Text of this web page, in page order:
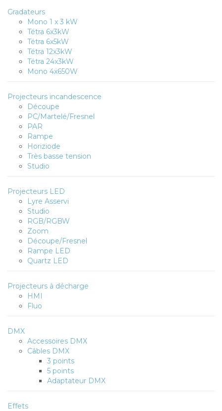
Gradateurs
Mono 1 x 3 kW
Tétra 6x3kW
Tétra 6x5kW
Tétra 12x3kW
Tétra 24x3kW
Mono 4x650W
Projecteurs incandescence
Découpe
PC/Martelé/Fresnel
PAR
Rampe
Horiziode
Très basse tension
Studio
Projecteurs LED
Lyre Asservi
Studio
RGB/RGBW
Zoom
Découpe/Fresnel
Rampe LED
Quartz LED
Projecteurs à décharge
HMI
Fluo
DMX
Accessoires DMX
Câbles DMX
3 points
5 points
Adaptateur DMX
Effets